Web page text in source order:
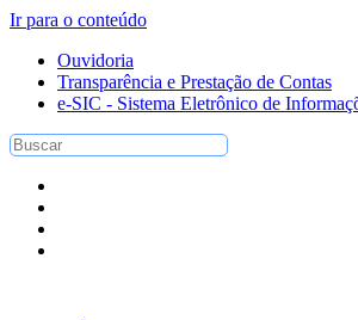
Ir para o conteúdo
Ouvidoria
Transparência e Prestação de Contas
e-SIC - Sistema Eletrônico de